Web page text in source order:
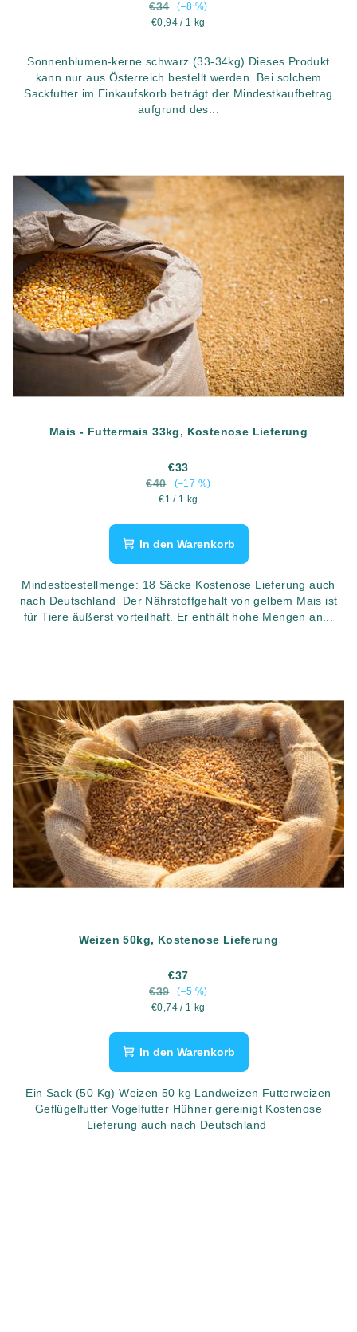
€34
(–8 %)
Verkaufspreis:
€0,94 / 1 kg
Sonnenblumen-kerne schwarz (33-34kg) Dieses Produkt
kann nur aus Österreich bestellt werden. Bei solchem
Sackfutter im Einkaufskorb beträgt der Mindestkaufbetrag
aufgrund des...
Mais - Futtermais 33kg, Kostenose Lieferung
€33
€40
(–17 %)
Verkaufspreis:
€1 / 1 kg
In den Warenkorb
Mindestbestellmenge: 18 Säcke Kostenose Lieferung auch
nach Deutschland Der Nährstoffgehalt von gelbem Mais ist
für Tiere äußerst vorteilhaft. Er enthält hohe Mengen an...
Weizen 50kg, Kostenose Lieferung
€37
€39
(–5 %)
Verkaufspreis:
€0,74 / 1 kg
In den Warenkorb
Ein Sack (50 Kg) Weizen 50 kg Landweizen Futterweizen
Geflügelfutter Vogelfutter Hühner gereinigt Kostenose
Lieferung auch nach Deutschland